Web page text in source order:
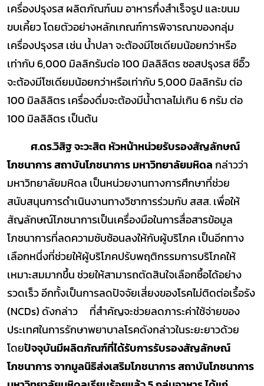
เครื่องปรุงรส ผลิตภัณฑ์นม อาหารกึ่งสำเร็จรูป และขนม
ขบเคี้ยว โดยตัวอย่างหลักเกณฑ์การพิจารณาของกลุ่ม
เครื่องปรุงรส เช่น น้ำปลา จะต้องมีโซเดียมน้อยกว่าหรือ
เท่ากับ 6,000 มิลลิกรัมต่อ 100 มิลลิลิตร ซอสปรุงรส ซีอิ๊ว
จะต้องมีโซเดียมน้อยกว่าหรือเท่ากับ 5,000 มิลลิกรัม ต่อ
100 มิลลิลิตร เครื่องดื่มจะต้องมีน้ำตาลไม่เกิน 6 กรัม ต่อ
100 มิลลิลิตร เป็นต้น
ศ.ดร.วิสิฐ จะวะสิต หัวหน้าหน่วยรับรองสัญลักษณ์
โภชนาการ สถาบันโภชนาการ มหาวิทยาลัยมหิดลกล่าวว่า
มหาวิทยาลัยมหิดล เป็นหน่วยงานทางการศึกษาที่ช่วย
สนับสนุนการดำเนินงานทางวิชาการร่วมกับ สสส. เพื่อให้
สัญลักษณ์โภชนาการเป็นเครื่องมือในการสื่อสารข้อมูล
โภชนาการที่ลดความซับซ้อนลงให้กับผู้บริโภค เป็นอีกทาง
เลือกหนึ่งที่ช่วยให้ผู้บริโภคปรับพฤติกรรมการบริโภคให้
เหมาะสมมากขึ้น ช่วยให้สามารถตัดสินใจเลือกซื้อได้อย่าง
รวดเร็ว อีกทั้งเป็นการลดปัจจัยเสี่ยงของโรคไม่ติดต่อเรื้อรัง
(NCDs) ดังกล่าว ที่สำคัญจะช่วยลดภาระค่าใช้จ่ายของ
ประเทศในการรักษาพยาบาลโรคดังกล่าวในระยะยาวด้วย
โดยปัจจุบันมีผลิตภัณฑ์ที่ได้รับการรับรองสัญลักษณ์
โภชนาการ จากมูลนิธิส่งเสริมโภชนาการ สถาบันโภชนาการ